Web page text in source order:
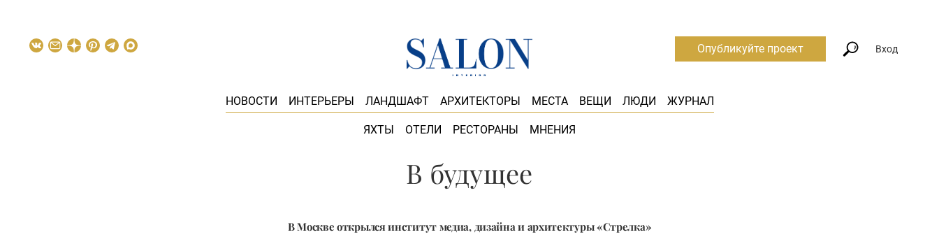
НОВОСТИ ИНТЕРЬЕРЫ ЛАНДШАФТ АРХИТЕКТОРЫ МЕСТА ВЕЩИ ЛЮДИ ЖУРНАЛ
ЯХТЫ ОТЕЛИ РЕСТОРАНЫ МНЕНИЯ
Опубликуйте проект Вход
В будущее
В Москве открылся институт медиа, дизайна и архитектуры «Стрелка»